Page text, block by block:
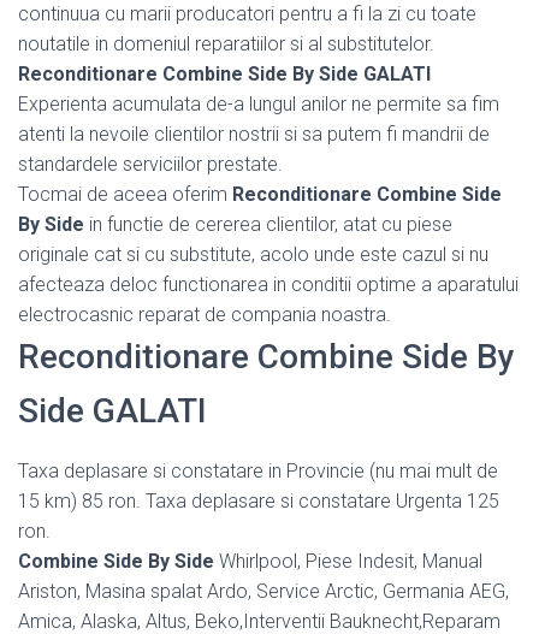
continuua cu marii producatori pentru a fi la zi cu toate
noutatile in domeniul reparatiilor si al substitutelor.
Reconditionare Combine Side By Side GALATI
Experienta acumulata de-a lungul anilor ne permite sa fim
atenti la nevoile clientilor nostrii si sa putem fi mandrii de
standardele serviciilor prestate.
Tocmai de aceea oferim Reconditionare Combine Side
By Side in functie de cererea clientilor, atat cu piese
originale cat si cu substitute, acolo unde este cazul si nu
afecteaza deloc functionarea in conditii optime a aparatului
electrocasnic reparat de compania noastra.
Reconditionare Combine Side By
Side GALATI
Taxa deplasare si constatare in Provincie (nu mai mult de
15 km) 85 ron. Taxa deplasare si constatare Urgenta 125
ron.
Combine Side By Side Whirlpool, Piese Indesit, Manual
Ariston, Masina spalat Ardo, Service Arctic, Germania AEG,
Amica, Alaska, Altus, Beko,Interventii Bauknecht,Reparam